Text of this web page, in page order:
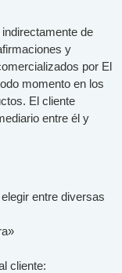
de
y
por El
momento en los
El cliente
entre él y
entre diversas
cliente: